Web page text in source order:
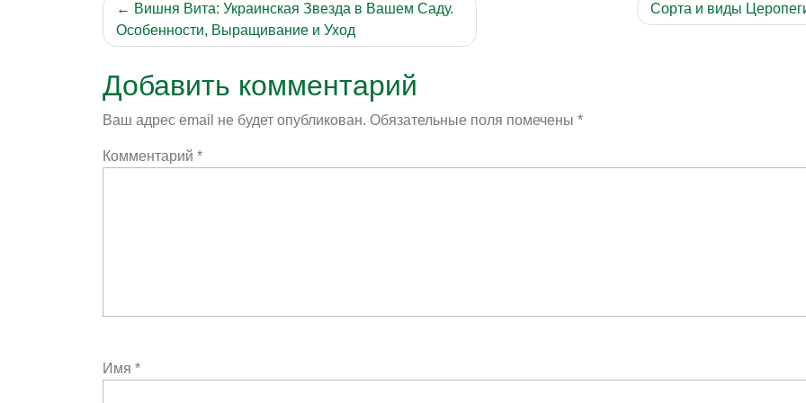
Навигация
по
записям
Вишня Вита: Украинская Звезда в Вашем Саду.
Особенности, Выращивание и Уход
Сорта и виды
Добавить комментарий
Ваш адрес email не будет опубликован. Обязательные поля помечены *
Комментарий *
Имя *